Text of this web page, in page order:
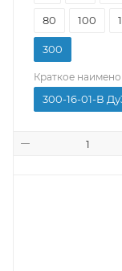
80 100
300
Краткое
300-16-01-В